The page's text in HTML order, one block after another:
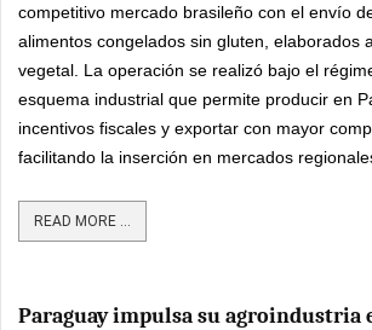
competitivo mercado brasileño con el envío
alimentos congelados sin gluten, elaborados
vegetal. La operación se realizó bajo el
esquema industrial que permite producir en
incentivos fiscales y exportar con mayor
facilitando la inserción en mercados
READ MORE ...
Paraguay impulsa su agroindustria